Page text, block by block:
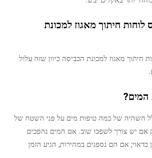
לוחות חיתוך מאגוז למכונת
חיתוך מאגוז למכונת הכביסה כיוון שזה עלול
המים?
השהיה של כמה טיפות מים על פני השטח של
אם יש צורך לשפכו שוב. אם המים נהפכים
כראוי; אם הם נספגים במהירות, הגיע הזמן